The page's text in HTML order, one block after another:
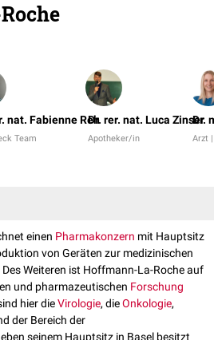
nat. Fabienne Reh
Team
Dr. rer. nat. Luca Zinser
Apotheker/in
Dr.
Arzt
einen Pharmakonzern mit Hauptsitz
von Geräten zur medizinischen
Weiteren ist Hoffmann-La-Roche auf
und pharmazeutischen Forschung
hier dieVirologie, dieOnkologie,
der Bereich der
seinem Hauptsitz in Basel besitzt